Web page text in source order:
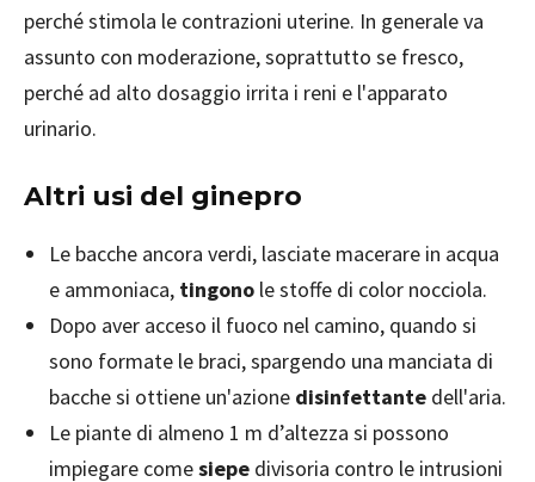
perché stimola le contrazioni uterine. In generale va
assunto con moderazione, soprattutto se fresco,
perché ad alto dosaggio irrita i reni e l'apparato
urinario.
Altri usi del ginepro
Le bacche ancora verdi, lasciate macerare in acqua
e ammoniaca, tingono le stoffe di color nocciola.
Dopo aver acceso il fuoco nel camino, quando si
sono formate le braci, spargendo una manciata di
bacche si ottiene un'azione disinfettante dell'aria.
Le piante di almeno 1 m d’altezza si possono
impiegare comesiepe divisoria contro le intrusioni